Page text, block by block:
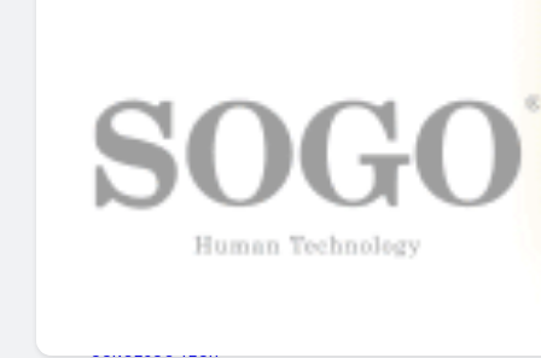
INICIO
EMPRESAS
GUÍA DE COMPRA